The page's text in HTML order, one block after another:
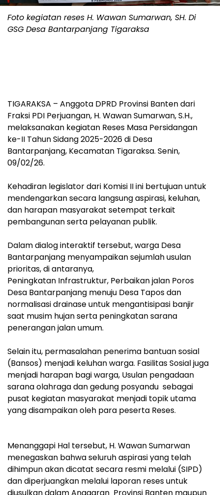
Foto kegiatan reses H. Wawan Sumarwan, SH. Di
GSG Desa Bantarpanjang Tigaraksa
TIGARAKSA – Anggota DPRD Provinsi Banten dari
Fraksi PDI Perjuangan, H. Wawan Sumarwan, S.H.,
melaksanakan kegiatan Reses Masa Persidangan
ke-II Tahun Sidang 2025-2026 di Desa
Bantarpanjang, Kecamatan Tigaraksa. Senin,
09/02/26.
‎Kehadiran legislator dari Komisi II ini bertujuan untuk
mendengarkan secara langsung aspirasi, keluhan,
dan harapan masyarakat setempat terkait
pembangunan serta pelayanan publik.
‎Dalam dialog interaktif tersebut, warga Desa
Bantarpanjang menyampaikan sejumlah usulan
prioritas, di antaranya,
‎Peningkatan Infrastruktur, Perbaikan jalan Poros
Desa Bantarpanjang menuju Desa Tapos dan
normalisasi drainase untuk mengantisipasi banjir
saat musim hujan serta peningkatan sarana
penerangan jalan umum.
‎Selain itu, permasalahan penerima bantuan sosial
(Bansos) menjadi keluhan warga. Fasilitas Sosial juga
menjadi harapan bagi warga, Usulan pengadaan
sarana olahraga dan gedung posyandu sebagai
pusat kegiatan masyarakat menjadi topik utama
yang disampaikan oleh para peserta Reses.
‎Menanggapi Hal tersebut, H. Wawan Sumarwan
menegaskan bahwa seluruh aspirasi yang telah
dihimpun akan dicatat secara resmi melalui (SIPD)
dan diperjuangkan melalui laporan reses untuk